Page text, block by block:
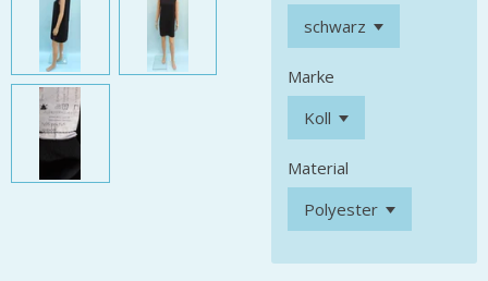
Marke
Material